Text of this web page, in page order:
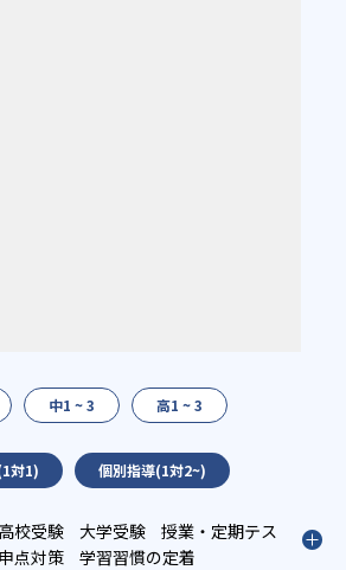
中1 ~ 3 高1 ~ 3
対1) 個別指導(1対2~)
高校受験 大学受験
授業・定期テス
点対策 学習習慣の定着